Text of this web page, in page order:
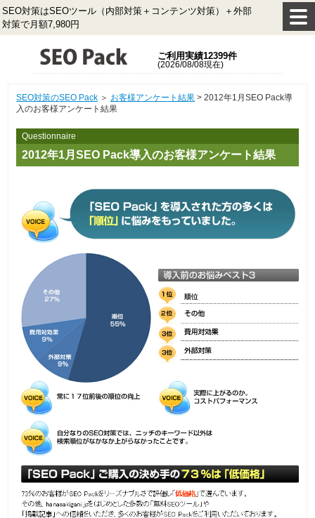
SEO対策はSEOツール（内部対策＋コンテンツ対策）＋外部
対策で月額7,980円
ご利用実績12399件
(2026/08/08現在)
SEO対策のSEO Pack ＞ お客様アンケート結果 > 2012年1月SEO Pack導
入のお客様アンケート結果
Questionnaire
2012年1月SEO Pack導入のお客様アンケート結果